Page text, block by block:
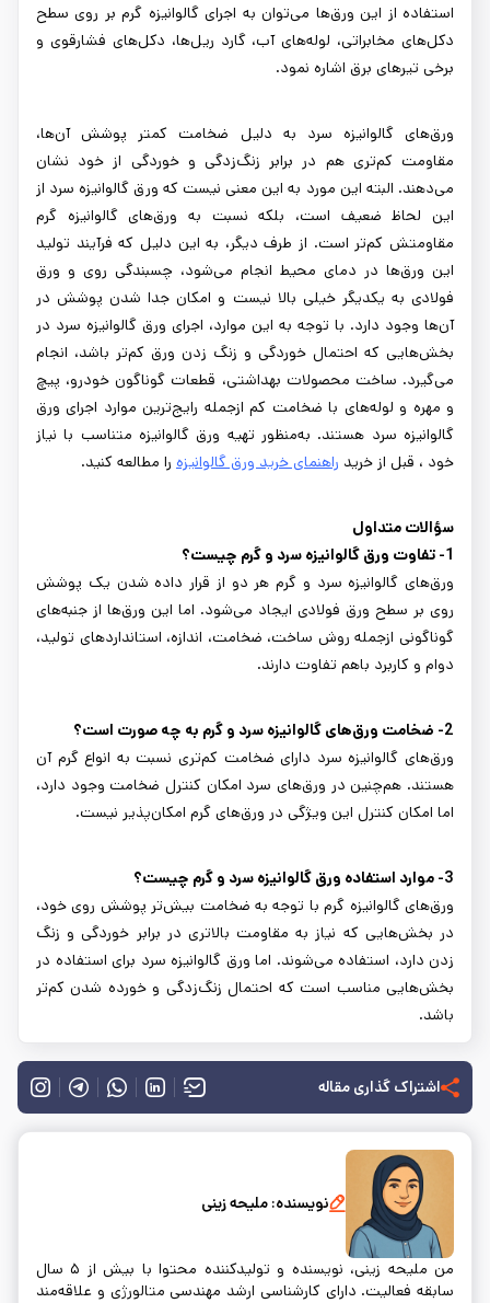
استفاده از این ورق‌ها می‌توان به اجرای گالوانیزه گرم بر روی سطح
دکل‌های مخابراتی، لوله‌های آب، گارد ریل‌ها، دکل‌های فشارقوی و
برخی تیرهای برق اشاره نمود.
ورق‌های گالوانیزه سرد به دلیل ضخامت کمتر پوشش آن‌ها،
مقاومت کم‌تری هم در برابر زنگ‌زدگی و خوردگی از خود نشان
می‌دهند. البته این مورد به این معنی نیست که ورق گالوانیزه سرد از
این لحاظ ضعیف است، بلکه نسبت به ورق‌های گالوانیزه گرم
مقاومتش کم‌تر است. از طرف دیگر، به این دلیل که فرآیند تولید
این ورق‌ها در دمای محیط انجام می‌شود، چسبندگی روی و ورق
فولادی به یکدیگر خیلی بالا نیست و امکان جدا شدن پوشش در
آن‌ها وجود دارد. با توجه به این موارد، اجرای ورق گالوانیزه سرد در
بخش‌هایی که احتمال خوردگی و زنگ زدن ورق کم‌تر باشد، انجام
می‌گیرد. ساخت محصولات بهداشتی، قطعات گوناگون خودرو، پیچ
و مهره و لوله‌های با ضخامت کم ازجمله رایج‌ترین موارد اجرای ورق
گالوانیزه سرد هستند. به‌منظور تهیه ورق گالوانیزه متناسب با نیاز
خود ، قبل از خرید راهنمای خرید ورق گالوانیزه را مطالعه کنید.
سؤالات متداول
1- تفاوت ورق گالوانیزه سرد و گرم چیست؟
ورق‌های گالوانیزه سرد و گرم هر دو از قرار داده شدن یک پوشش
روی بر سطح ورق فولادی ایجاد می‌شود. اما این ورق‌ها از جنبه‌های
گوناگونی ازجمله روش ساخت، ضخامت، اندازه، استانداردهای تولید،
دوام و کاربرد باهم تفاوت دارند.
2- ضخامت ورق‌های گالوانیزه سرد و گرم به چه صورت است؟
ورق‌های گالوانیزه سرد دارای ضخامت کم‌تری نسبت به انواع گرم آن
هستند. هم‌چنین در ورق‌های سرد امکان کنترل ضخامت وجود دارد،
اما امکان کنترل این ویژگی در ورق‌های گرم امکان‌پذیر نیست.
3- موارد استفاده ورق گالوانیزه سرد و گرم چیست؟
ورق‌های گالوانیزه گرم با توجه به ضخامت بیش‌تر پوشش روی خود،
در بخش‌هایی که نیاز به مقاومت بالاتری در برابر خوردگی و زنگ
زدن دارد، استفاده می‌شوند. اما ورق گالوانیزه سرد برای استفاده در
بخش‌هایی مناسب است که احتمال زنگ‌زدگی و خورده شدن کم‌تر
باشد.
اشتراک گذاری مقاله
نویسنده: ملیحه زینی
من ملیحه زینی، نویسنده و تولیدکننده محتوا با بیش از ۵ سال
سابقه فعالیت. دارای کارشناسی ارشد مهندسی متالورژی و علاقه‌مند